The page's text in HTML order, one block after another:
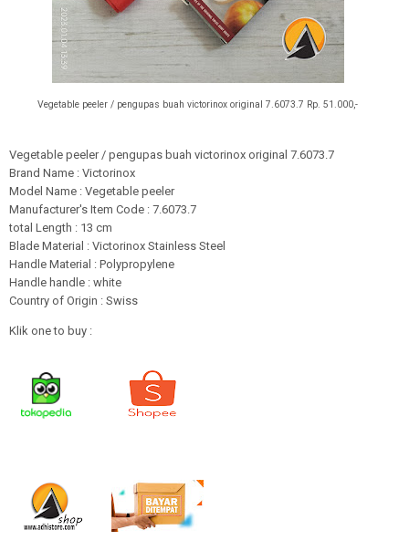
Vegetable peeler / pengupas buah victorinox original 7.6073.7 Rp. 51.000,-
Vegetable peeler / pengupas buah victorinox original 7.6073.7
Brand Name : Victorinox
Model Name : Vegetable peeler
Manufacturer's Item Code : 7.6073.7
total Length : 13 cm
Blade Material : Victorinox Stainless Steel
Handle Material : Polypropylene
Handle handle : white
Country of Origin : Swiss
Klik one to buy :